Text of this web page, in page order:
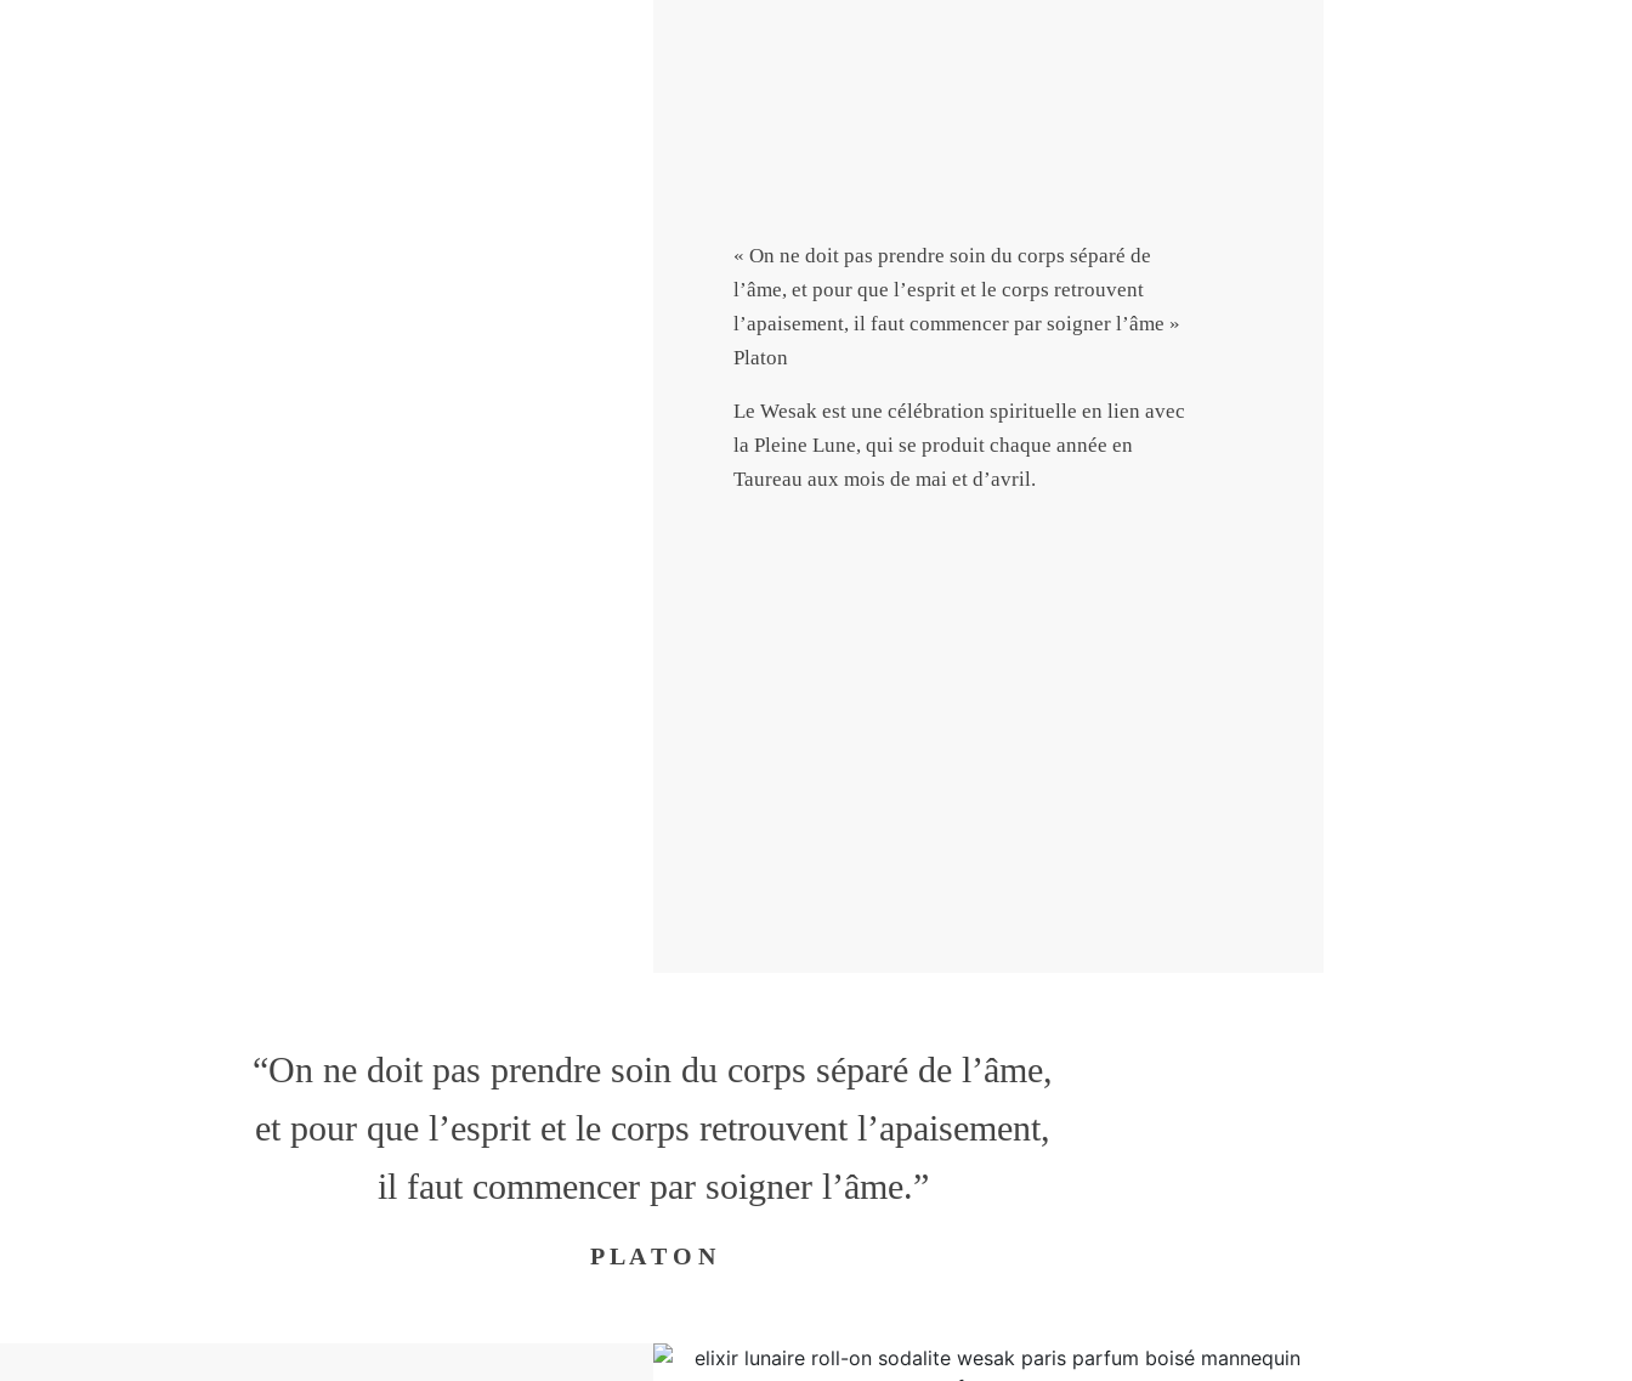
« On ne doit pas prendre soin du corps séparé de
l’âme, et pour que l’esprit et le corps retrouvent
l’apaisement, il faut commencer par soigner l’âme »
Platon
Le Wesak est une célébration spirituelle en lien avec
la Pleine Lune, qui se produit chaque année en
Taureau aux mois de mai et d’avril.
“On ne doit pas prendre soin du corps séparé de l’âme,
et pour que l’esprit et le corps retrouvent l’apaisement,
il faut commencer par soigner l’âme.”
P L A T O N